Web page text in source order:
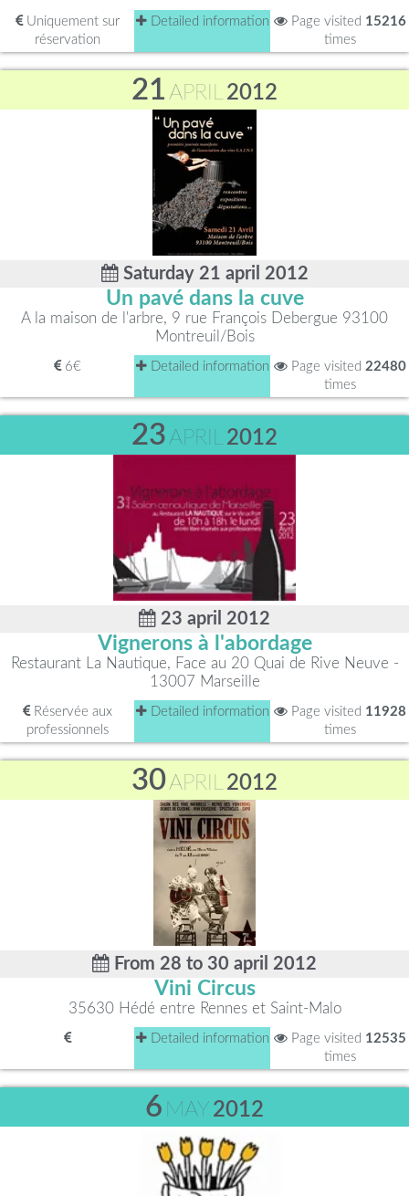
Uniquement sur
réservation
Detailed information Page visited 15216
times
21 APRIL2012
Saturday 21 april 2012
Un pavé dans la cuve
A la maison de l'arbre, 9 rue François Debergue 93100
Montreuil/Bois
6€ Detailed information Page visited 22480
times
23APRIL 2012
23 april 2012
Vignerons à l'abordage
Restaurant La Nautique, Face au 20 Quai de Rive Neuve -
13007 Marseille
Réservée aux
professionnels
Detailed information Page visited 11928
times
30APRIL2012
From 28 to 30 april 2012
Vini Circus
35630 Hédé entre Rennes et Saint-Malo
Detailed information Page visited 12535
times
6 MAY 2012